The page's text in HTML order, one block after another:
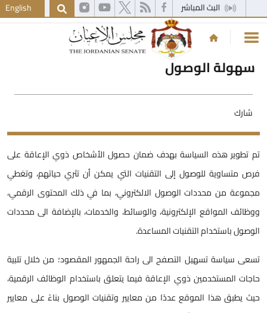
English
سهولة الوصول
شارك
تم تطوير هذه السياسة بهدف ضمان حصول الأشخاص ذوي الإعاقة على
فرص متساوية للوصول إلى التقنيات التي يمكن أن تثري حياتهم، وتغطي
مجموعة من محددات الوصول الالكتروني، بما في ذلك المحتوى الرقمي،
ووظائف المواقع الإلكترونية، والوسائط، والخدمات، بالإضافة الى محددات
الوصول باستخدام التقنيات المساعدة.
تسعى سياسة تسهيل التصفح الى راحة الجمهور المقصود؛ من خلال تلبية
حاجات المستخدمين ذوي الإعاقة فيما يتعلق باستخدام الوظائف الرقمية،
حيث يطبق هذا الموقع عددًا من معايير وتقنيات الوصول بناءً على معايير